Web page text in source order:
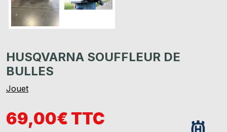
HUSQVARNA SOUFFLEUR DE
BULLES
Jouet
69,00€ TTC